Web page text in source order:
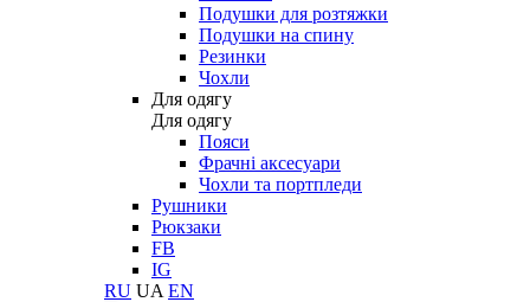
Подушки для розтяжки
Подушки на спину
Резинки
Чохли
Для одягу
Для одягу
Пояси
Фрачні аксесуари
Чохли та портпледи
Рушники
Рюкзаки
FB
IG
RU UA EN